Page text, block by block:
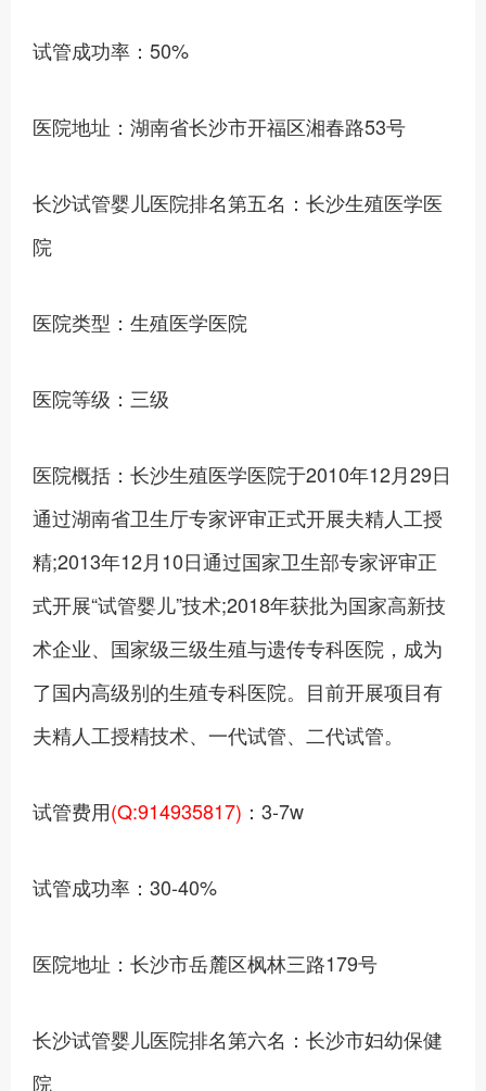
试管成功率：50%
医院地址：湖南省长沙市开福区湘春路53号
长沙试管婴儿医院排名第五名：长沙生殖医学医
院
医院类型：生殖医学医院
医院等级：三级
医院概括：长沙生殖医学医院于2010年12月29日
通过湖南省卫生厅专家评审正式开展夫精人工授
精;2013年12月10日通过国家卫生部专家评审正
式开展“试管婴儿”技术;2018年获批为国家高新技
术企业、国家级三级生殖与遗传专科医院，成为
了国内高级别的生殖专科医院。目前开展项目有
夫精人工授精技术、一代试管、二代试管。
试管费用(Q:914935817) ：3-7w
试管成功率：30-40%
医院地址：长沙市岳麓区枫林三路179号
长沙试管婴儿医院排名第六名：长沙市妇幼保健
院